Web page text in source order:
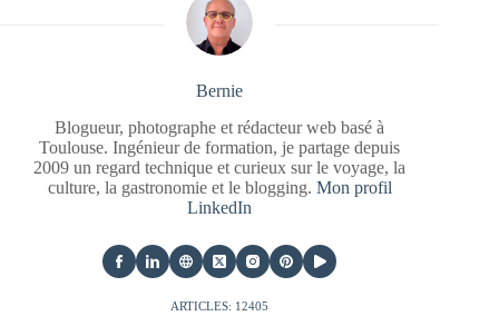
Bernie
Blogueur, photographe et rédacteur web basé à
Toulouse. Ingénieur de formation, je partage depuis
2009 un regard technique et curieux sur le voyage, la
culture, la gastronomie et le blogging. Mon profil
LinkedIn
ARTICLES: 12405